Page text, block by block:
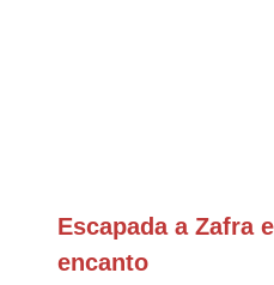
Escapada a Zafra
encanto